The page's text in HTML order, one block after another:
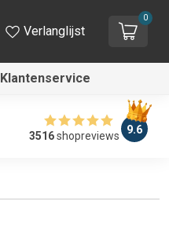
Verlanglijst
0
Klantenservice
3516shopreviews 9.6